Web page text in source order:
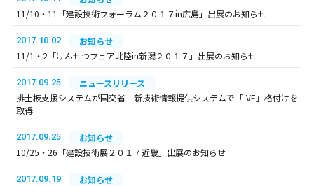
11/10・11「建設技術フォーラム２０１７in広島」出展のお知らせ
2017.10.02
お知らせ
11/1・2「けんせつフェア北陸in新潟２０１７」出展のお知らせ
2017.09.25
ニュースリリース
排土板支援システムが国交省 新技術情報提供システムで「-VE」格付けを
取得
2017.09.25
お知らせ
10/25・26「建設技術展２０１７近畿」出展のお知らせ
2017.09.19
お知らせ